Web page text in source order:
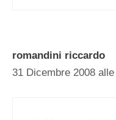
romandini riccardo
31 Dicembre 2008